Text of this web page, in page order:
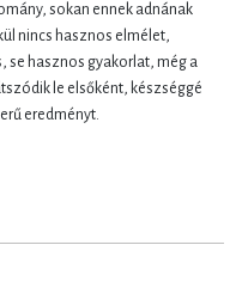
sokan ennek adnának
nincs hasznos elmélet,
se hasznos gyakorlat, még a
le elsőként, készséggé
eredményt.